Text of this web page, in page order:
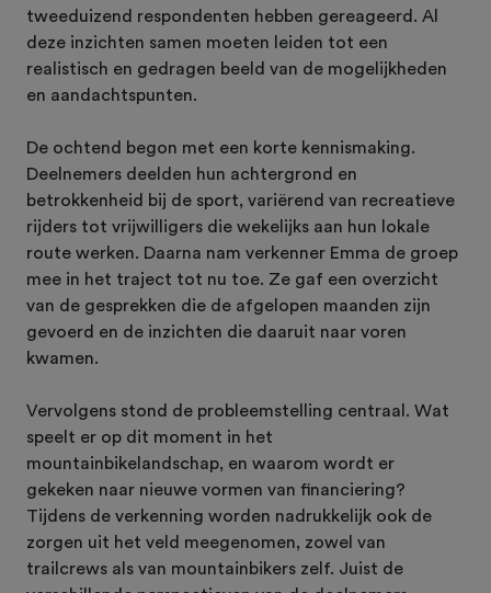
tweeduizend respondenten hebben gereageerd. Al
deze inzichten samen moeten leiden tot een
realistisch en gedragen beeld van de mogelijkheden
en aandachtspunten.
De ochtend begon met een korte kennismaking.
Deelnemers deelden hun achtergrond en
betrokkenheid bij de sport, variërend van recreatieve
rijders tot vrijwilligers die wekelijks aan hun lokale
route werken. Daarna nam verkenner Emma de groep
mee in het traject tot nu toe. Ze gaf een overzicht
van de gesprekken die de afgelopen maanden zijn
gevoerd en de inzichten die daaruit naar voren
kwamen.
Vervolgens stond de probleemstelling centraal. Wat
speelt er op dit moment in het
mountainbikelandschap, en waarom wordt er
gekeken naar nieuwe vormen van financiering?
Tijdens de verkenning worden nadrukkelijk ook de
zorgen uit het veld meegenomen, zowel van
trailcrews als van mountainbikers zelf. Juist de